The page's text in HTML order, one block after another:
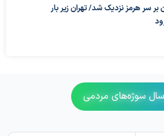
بر سر هرمز نزدیک شد/ تهران زیر بار
سوژه‌های مردمی